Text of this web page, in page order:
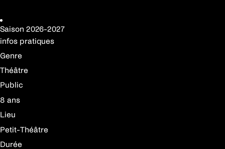
Saison 2026-2027
infos pratiques
Genre
Théâtre
Public
8 ans
Lieu
Petit-Théâtre
Durée